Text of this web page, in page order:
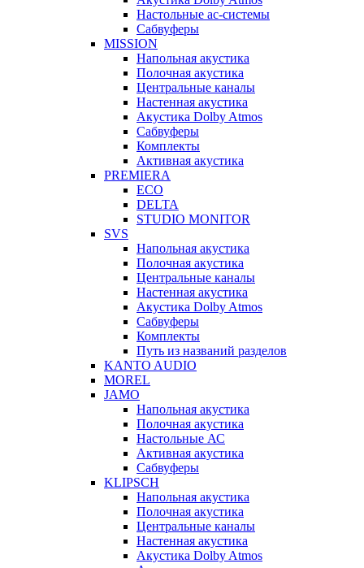
Настольные ас-системы
Сабвуферы
MISSION
Напольная акустика
Полочная акустика
Центральные каналы
Настенная акустика
Акустика Dolby Atmos
Сабвуферы
Комплекты
Активная акустика
PREMIERA
ECO
DELTA
STUDIO MONITOR
SVS
Напольная акустика
Полочная акустика
Центральные каналы
Настенная акустика
Акустика Dolby Atmos
Сабвуферы
Комплекты
Путь из названий разделов
KANTO AUDIO
MOREL
JAMO
Напольная акустика
Полочная акустика
Настольные АС
Активная акустика
Сабвуферы
KLIPSCH
Напольная акустика
Полочная акустика
Центральные каналы
Настенная акустика
Акустика Dolby Atmos